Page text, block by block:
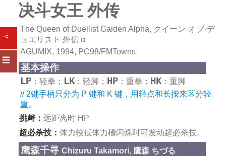
决斗女王 外传
The Queen of Duellist Gaiden Alpha, クイーン·オブ·デ
ュエリスト 外伝 α
AGUMIX, 1994, PC98/FMTowns
<
☰
基本操作
LP ：轻拳； LK ：轻脚； HP ：重拳； HK ：重脚
// 2键手柄只分为 P 键和 K 键，用轻点和长按来区分轻
重。
挑衅： 远距离时 HP
超必杀技： 体力较低体力槽闪烁时可发动超必杀技。
鹰森千寻 Chizuru Takamori, 鷹森 ちづる